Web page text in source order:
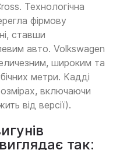
Технологічна
фірмову
ставши
авто. Volkswagen
широким та
метри. Кадді
включаючи
від версії).
так: